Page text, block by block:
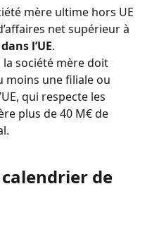
mère ultime hors UE
net supérieur à
l’UE.
la société mère doit
moins une filiale ou
qui respecte les
plus de 40 M€ de
de